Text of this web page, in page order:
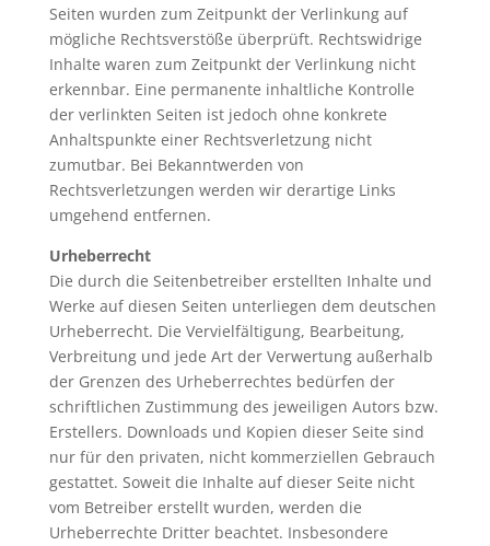
Seiten wurden zum Zeitpunkt der Verlinkung auf
mögliche Rechtsverstöße überprüft. Rechtswidrige
Inhalte waren zum Zeitpunkt der Verlinkung nicht
erkennbar. Eine permanente inhaltliche Kontrolle
der verlinkten Seiten ist jedoch ohne konkrete
Anhaltspunkte einer Rechtsverletzung nicht
zumutbar. Bei Bekanntwerden von
Rechtsverletzungen werden wir derartige Links
umgehend entfernen.
Urheberrecht
Die durch die Seitenbetreiber erstellten Inhalte und
Werke auf diesen Seiten unterliegen dem deutschen
Urheberrecht. Die Vervielfältigung, Bearbeitung,
Verbreitung und jede Art der Verwertung außerhalb
der Grenzen des Urheberrechtes bedürfen der
schriftlichen Zustimmung des jeweiligen Autors bzw.
Erstellers. Downloads und Kopien dieser Seite sind
nur für den privaten, nicht kommerziellen Gebrauch
gestattet. Soweit die Inhalte auf dieser Seite nicht
vom Betreiber erstellt wurden, werden die
Urheberrechte Dritter beachtet. Insbesondere